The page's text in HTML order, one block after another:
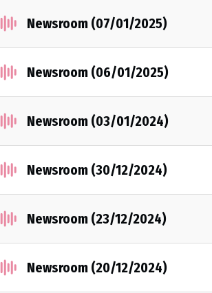
Newsroom (07/01/2025)
Newsroom (06/01/2025)
Newsroom (03/01/2024)
Newsroom (30/12/2024)
Newsroom (23/12/2024)
Newsroom (20/12/2024)